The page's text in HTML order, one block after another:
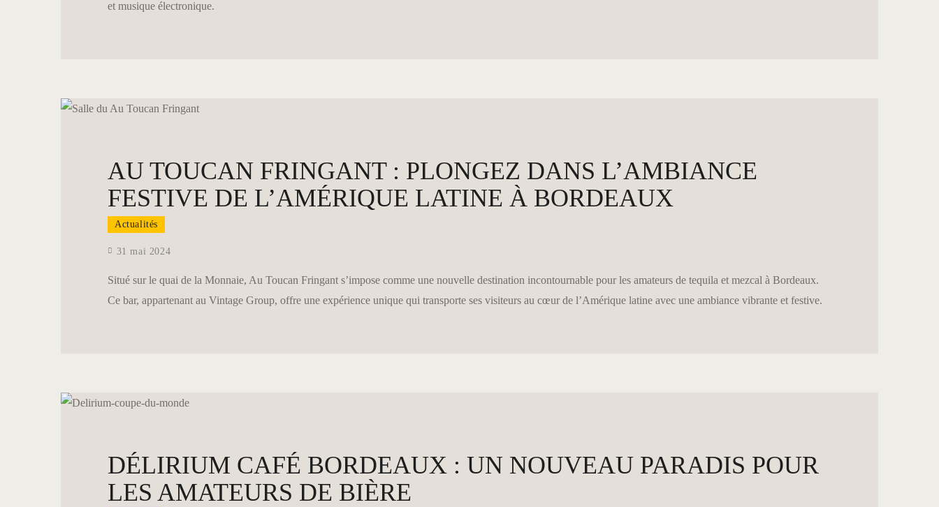
et musique électronique.
AU TOUCAN FRINGANT : PLONGEZ DANS L’AMBIANCE
FESTIVE DE L’AMÉRIQUE LATINE À BORDEAUX
Actualités
31 mai 2024
Situé sur le quai de la Monnaie, Au Toucan Fringant s’impose comme une nouvelle destination incontournable pour les amateurs de tequila et mezcal à Bordeaux.
Ce bar, appartenant au Vintage Group, offre une expérience unique qui transporte ses visiteurs au cœur de l’Amérique latine avec une ambiance vibrante et festive.
DÉLIRIUM CAFÉ BORDEAUX : UN NOUVEAU PARADIS POUR
LES AMATEURS DE BIÈRE